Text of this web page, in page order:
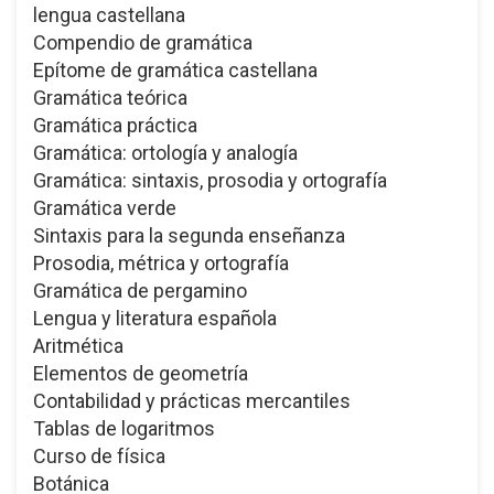
lengua castellana
Compendio de gramática
Epítome de gramática castellana
Gramática teórica
Gramática práctica
Gramática: ortología y analogía
Gramática: sintaxis, prosodia y ortografía
Gramática verde
Sintaxis para la segunda enseñanza
Prosodia, métrica y ortografía
Gramática de pergamino
Lengua y literatura española
Aritmética
Elementos de geometría
Contabilidad y prácticas mercantiles
Tablas de logaritmos
Curso de física
Botánica